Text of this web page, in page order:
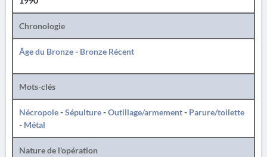
Chronologie
Âge du Bronze- Bronze Récent
Mots-clés
Nécropole-Sépulture-Outillage/armement- Parure/toilette
- Métal
Nature de l'opération